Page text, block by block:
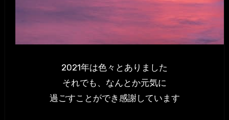
2021年は色々とありました
それでも、なんとか元気に
過ごすことができ感謝しています